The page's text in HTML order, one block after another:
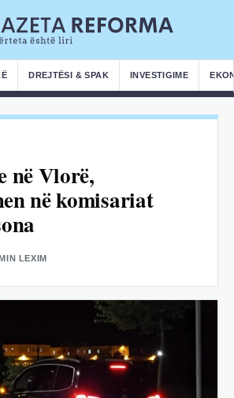
DREJTËSI & SPAK INVESTIGIME
në Vlorë,
në komisariat
LEXIM